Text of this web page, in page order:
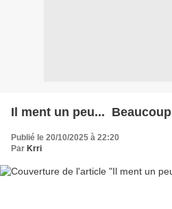
Il ment un peu... Beaucoup
Publié le 20/10/2025 à 22:20
Par Krri